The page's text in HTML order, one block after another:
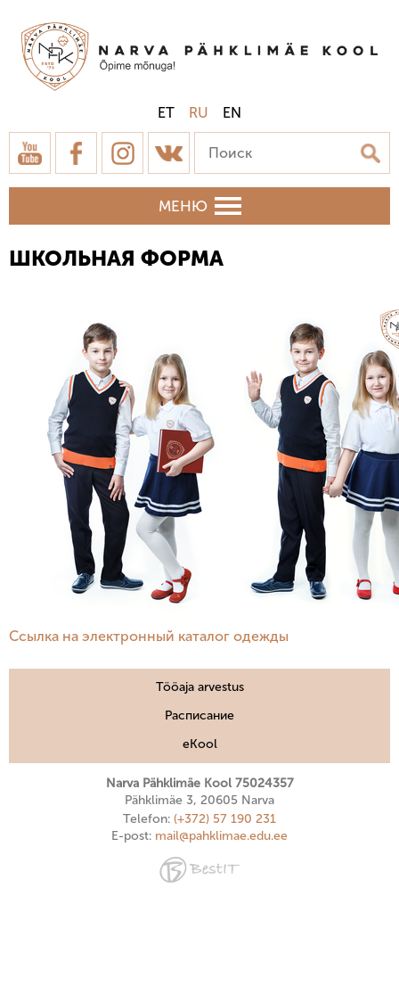
ET RU EN
МЕНЮ
ШКОЛЬНАЯ ФОРМА
Ссылка на электронный каталог одежды
Tööaja arvestus
Расписание
eKool
Narva Pähklimäe Kool 75024357
Pähklimäe 3, 20605 Narva
Telefon: (+372) 57 190 231
E-post: mail@pahklimae.edu.ee